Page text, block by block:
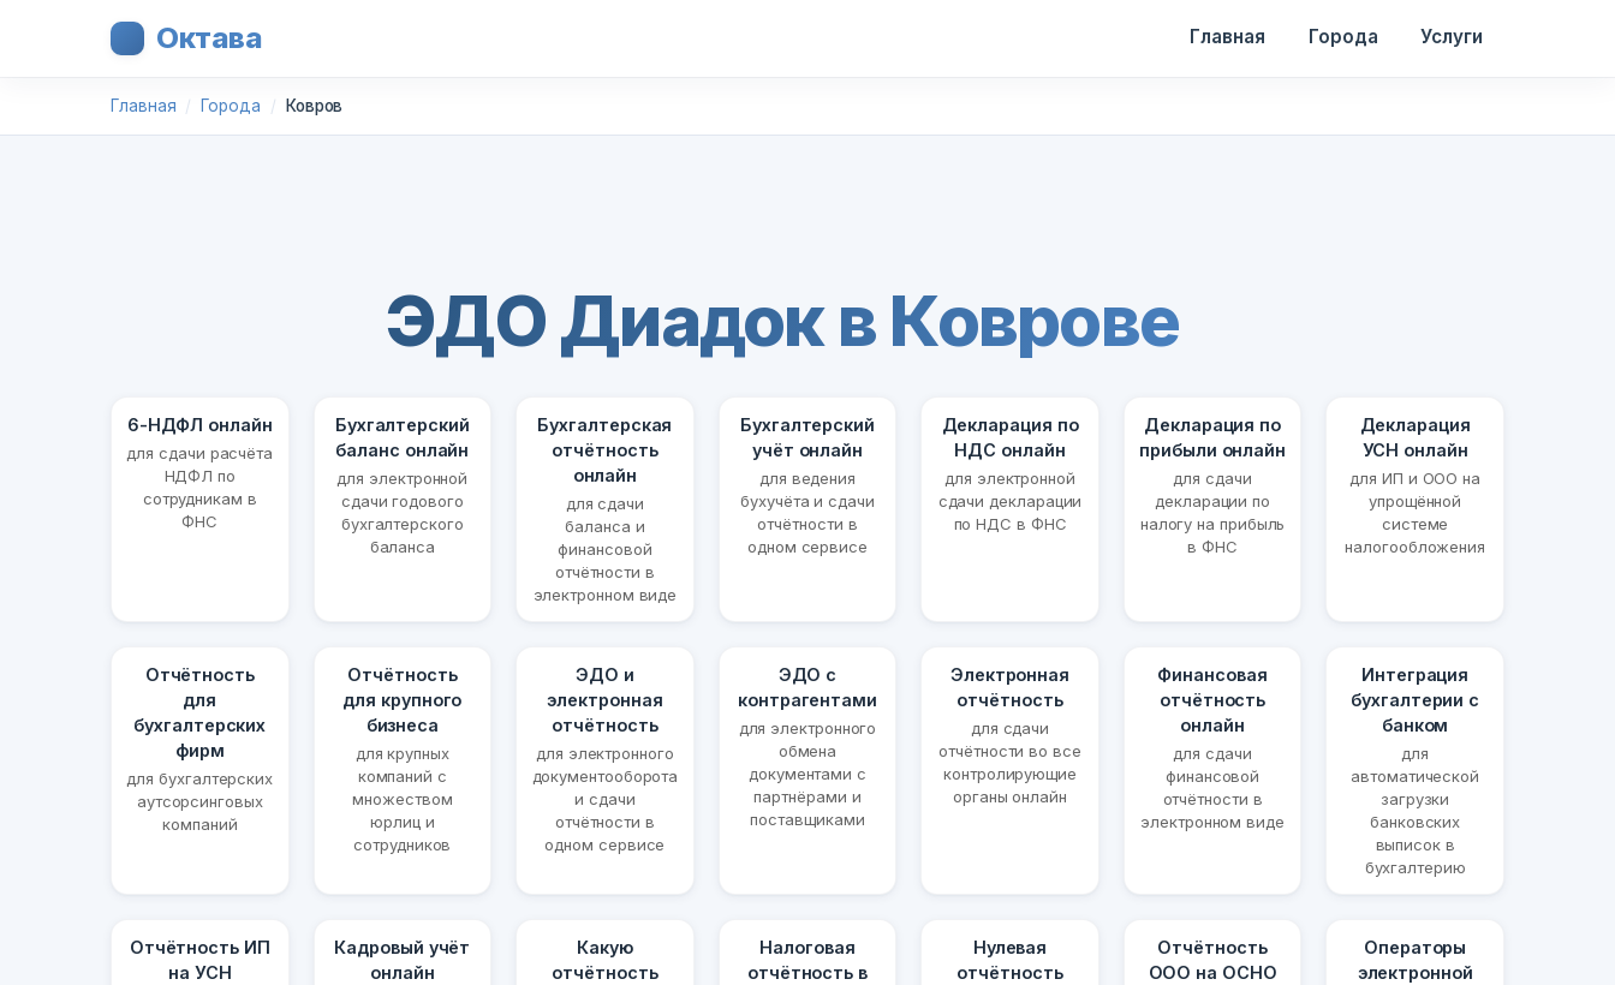
Октава Главная Города Услуги
Главная Города Ковров
ЭДО Диадок в Коврове
6-НДФЛ онлайн
для сдачи расчёта
НДФЛ по
сотрудникам в
ФНС
Бухгалтерский
баланс онлайн
для электронной
сдачи годового
бухгалтерского
баланса
Бухгалтерская
отчётность
онлайн
для сдачи
баланса и
финансовой
отчётности в
электронном виде
Бухгалтерский
учёт онлайн
для ведения
бухучёта и сдачи
отчётности в
одном сервисе
Декларация по
НДС онлайн
для электронной
сдачи декларации
по НДС в ФНС
Декларация по
прибыли онлайн
для сдачи
декларации по
налогу на прибыль
в ФНС
Декларация
УСН онлайн
для ИП и ООО на
упрощённой
системе
налогообложения
Отчётность
для
бухгалтерских
фирм
для бухгалтерских
аутсорсинговых
компаний
Отчётность
для крупного
бизнеса
для крупных
компаний с
множеством
юрлиц и
сотрудников
ЭДО и
электронная
отчётность
для электронного
документооборота
и сдачи
отчётности в
одном сервисе
ЭДО с
контрагентами
для электронного
обмена
документами с
партнёрами и
поставщиками
Электронная
отчётность
для сдачи
отчётности во все
контролирующие
органы онлайн
Финансовая
отчётность
онлайн
для сдачи
финансовой
отчётности в
электронном виде
Интеграция
бухгалтерии с
банком
для
автоматической
загрузки
банковских
выписок в
бухгалтерию
Отчётность ИП
на УСН
Кадровый учёт
онлайн
Какую
отчётность
Налоговая
отчётность в
Нулевая
отчётность
Отчётность
ООО на ОСНО
Операторы
электронной